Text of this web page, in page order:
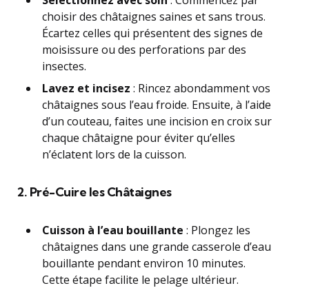
choisir des châtaignes saines et sans trous.
Écartez celles qui présentent des signes de
moisissure ou des perforations par des
insectes.
Lavez et incisez : Rincez abondamment vos
châtaignes sous l’eau froide. Ensuite, à l’aide
d’un couteau, faites une incision en croix sur
chaque châtaigne pour éviter qu’elles
n’éclatent lors de la cuisson.
2. Pré-Cuire les Châtaignes
Cuisson à l’eau bouillante : Plongez les
châtaignes dans une grande casserole d’eau
bouillante pendant environ 10 minutes.
Cette étape facilite le pelage ultérieur.